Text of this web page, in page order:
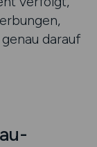
darauf